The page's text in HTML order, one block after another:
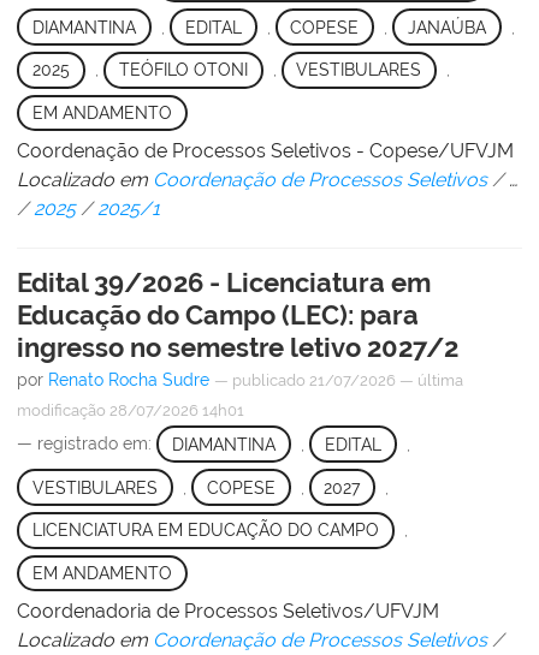
DIAMANTINA EDITAL COPESE , JANAÚBA
2025 , TEÓFILO OTONI , VESTIBULARES ,
EM ANDAMENTO
Coordenação de Processos Seletivos - Copese/UFVJM
Localizado em Coordenação de Processos Seletivos /…
/2025 /2025/1
Edital 39/2026 - Licenciatura em
Educação do Campo (LEC): para
ingresso no semestre letivo 2027/2
por Renato Rocha Sudre — publicado 21/07/2026 — última
modificação 28/07/2026 14h01
— registrado em: DIAMANTINA EDITAL
VESTIBULARES COPESE 2027
LICENCIATURA EM EDUCAÇÃO DO CAMPO ,
EM ANDAMENTO
Coordenadoria de Processos Seletivos/UFVJM
Localizado em Coordenação de Processos Seletivos /